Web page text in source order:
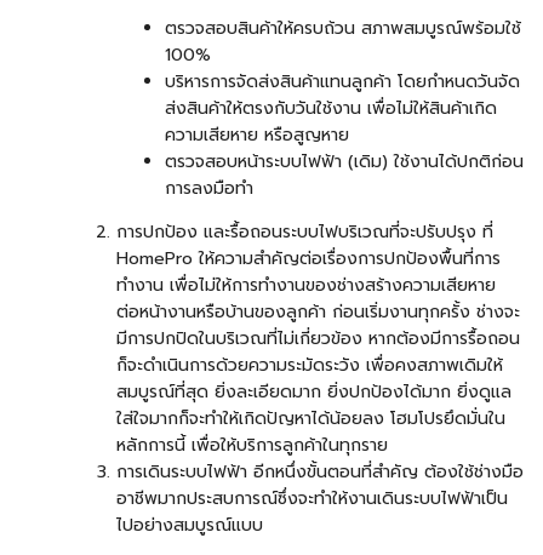
ตรวจสอบสินค้าให้ครบถ้วน สภาพสมบูรณ์พร้อมใช้
100%
บริหารการจัดส่งสินค้าแทนลูกค้า โดยกำหนดวันจัด
ส่งสินค้าให้ตรงกับวันใช้งาน เพื่อไม่ให้สินค้าเกิด
ความเสียหาย หรือสูญหาย
ตรวจสอบหน้าระบบไฟฟ้า (เดิม) ใช้งานได้ปกติก่อน
การลงมือทำ
การปกป้อง และรื้อถอนระบบไฟบริเวณที่จะปรับปรุง ที่
HomePro ให้ความสำคัญต่อเรื่องการปกป้องพื้นที่การ
ทำงาน เพื่อไม่ให้การทำงานของช่างสร้างความเสียหาย
ต่อหน้างานหรือบ้านของลูกค้า ก่อนเริ่มงานทุกครั้ง ช่างจะ
มีการปกปิดในบริเวณที่ไม่เกี่ยวข้อง หากต้องมีการรื้อถอน
ก็จะดำเนินการด้วยความระมัดระวัง เพื่อคงสภาพเดิมให้
สมบูรณ์ที่สุด ยิ่งละเอียดมาก ยิ่งปกป้องได้มาก ยิ่งดูแล
ใส่ใจมากก็จะทำให้เกิดปัญหาได้น้อยลง โฮมโปรยึดมั่นใน
หลักการนี้ เพื่อให้บริการลูกค้าในทุกราย
การเดินระบบไฟฟ้า อีกหนึ่งขั้นตอนที่สำคัญ ต้องใช้ช่างมือ
อาชีพมากประสบการณ์ซึ่งจะทำให้งานเดินระบบไฟฟ้าเป็น
ไปอย่างสมบูรณ์แบบ